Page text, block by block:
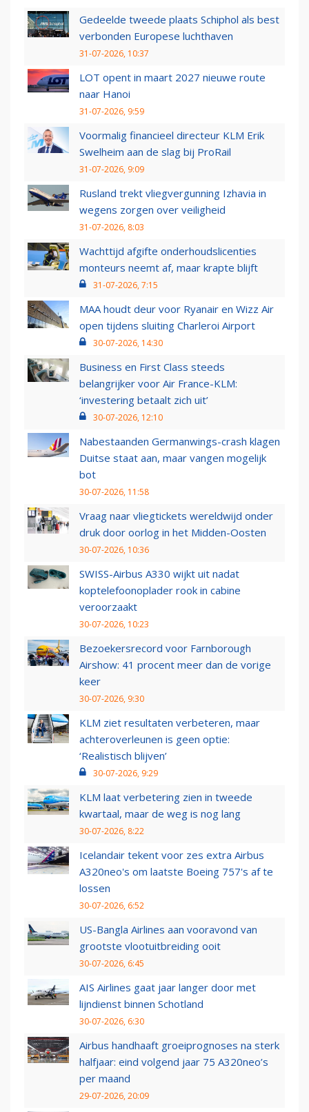
Gedeelde tweede plaats Schiphol als best
verbonden Europese luchthaven
31-07-2026, 10:37
LOT opent in maart 2027 nieuwe route
naar Hanoi
31-07-2026, 9:59
Voormalig financieel directeur KLM Erik
Swelheim aan de slag bij ProRail
31-07-2026, 9:09
Rusland trekt vliegvergunning Izhavia in
wegens zorgen over veiligheid
31-07-2026, 8:03
Wachttijd afgifte onderhoudslicenties
monteurs neemt af, maar krapte blijft
31-07-2026, 7:15
MAA houdt deur voor Ryanair en Wizz Air
open tijdens sluiting Charleroi Airport
30-07-2026, 14:30
Business en First Class steeds
belangrijker voor Air France-KLM:
‘investering betaalt zich uit’
30-07-2026, 12:10
Nabestaanden Germanwings-crash klagen
Duitse staat aan, maar vangen mogelijk
bot
30-07-2026, 11:58
Vraag naar vliegtickets wereldwijd onder
druk door oorlog in het Midden-Oosten
30-07-2026, 10:36
SWISS-Airbus A330 wijkt uit nadat
koptelefoonoplader rook in cabine
veroorzaakt
30-07-2026, 10:23
Bezoekersrecord voor Farnborough
Airshow: 41 procent meer dan de vorige
keer
30-07-2026, 9:30
KLM ziet resultaten verbeteren, maar
achteroverleunen is geen optie:
‘Realistisch blijven’
30-07-2026, 9:29
KLM laat verbetering zien in tweede
kwartaal, maar de weg is nog lang
30-07-2026, 8:22
Icelandair tekent voor zes extra Airbus
A320neo's om laatste Boeing 757's af te
lossen
30-07-2026, 6:52
US-Bangla Airlines aan vooravond van
grootste vlootuitbreiding ooit
30-07-2026, 6:45
AIS Airlines gaat jaar langer door met
lijndienst binnen Schotland
30-07-2026, 6:30
Airbus handhaaft groeiprognoses na sterk
halfjaar: eind volgend jaar 75 A320neo’s
per maand
29-07-2026, 20:09